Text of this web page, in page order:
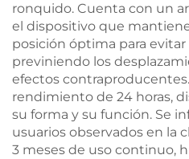
ronquido. Cuenta con un
el dispositivo que
posición óptima para
previniendo los
efectos
rendimiento de 24 horas,
su forma y su función. Se
usuarios observados en la
3 meses de uso continuo,